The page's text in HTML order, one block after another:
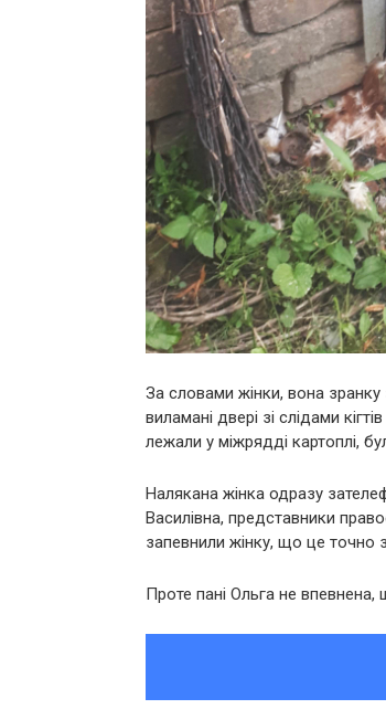
За словами жінки, вона зранку
виламані двері зі слідами
лежали у міжрядді картоплі,
Налякана жінка одразу
Василівна, представники
запевнили жінку, що це точно
Проте пані Ольга не впевнена,